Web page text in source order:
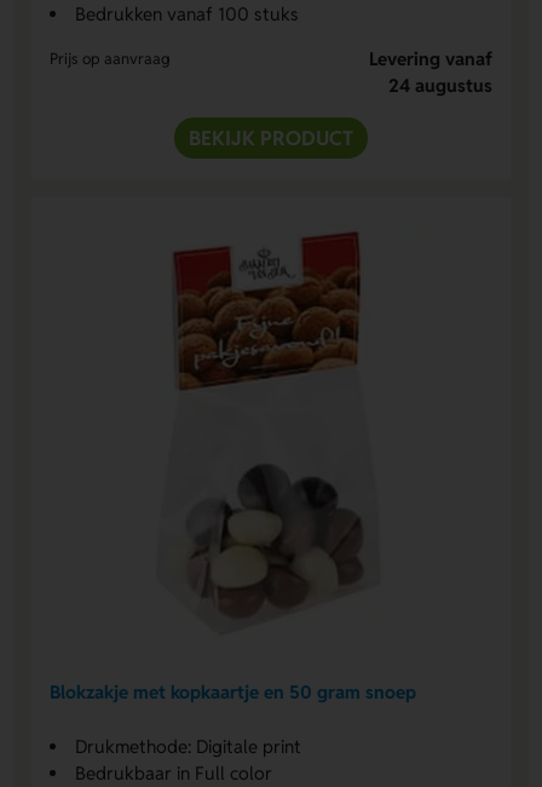
Bedrukken vanaf 100 stuks
Prijs op aanvraag
Levering vanaf
24 augustus
BEKIJK PRODUCT
Blokzakje met kopkaartje en 50 gram snoep
Drukmethode: Digitale print
Bedrukbaar in Full color